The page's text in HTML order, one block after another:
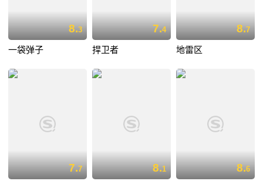
8.3
一袋弹子
7.4
捍卫者
8.7
地雷区
7.7 8.1 8.6